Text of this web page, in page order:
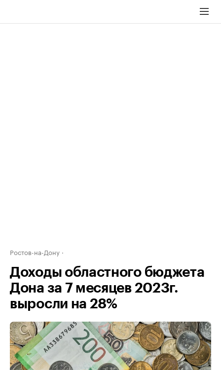
Ростов-на-Дону
Доходы областного бюджета
Дона за 7 месяцев 2023г.
выросли на 28%